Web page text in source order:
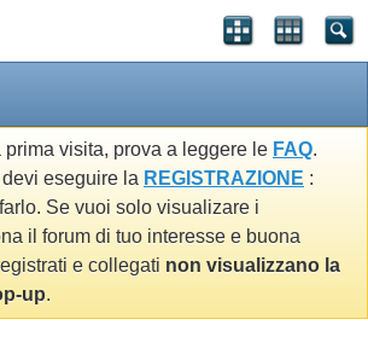
prima visita, prova a leggere le FAQ.
eseguire la REGISTRAZIONE :
Se vuoi solo visualizare i
il forum di tuo interesse e buona
e collegati non visualizzano la
up.